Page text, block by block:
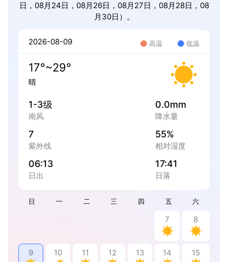
日，08月24日，08月26日，08月27日，08月28日，08
月30日）。
日 一 二 三 四 五 六
7 8
9 10 11 12 13 14 15
2026-08-09 高温 低温
17°~29°
晴
1-3级
南风
0.0mm
降水量
7
紫外线
55%
相对湿度
06:13
日出
17:41
日落